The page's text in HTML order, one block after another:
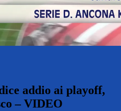
addio ai playoff,
– VIDEO